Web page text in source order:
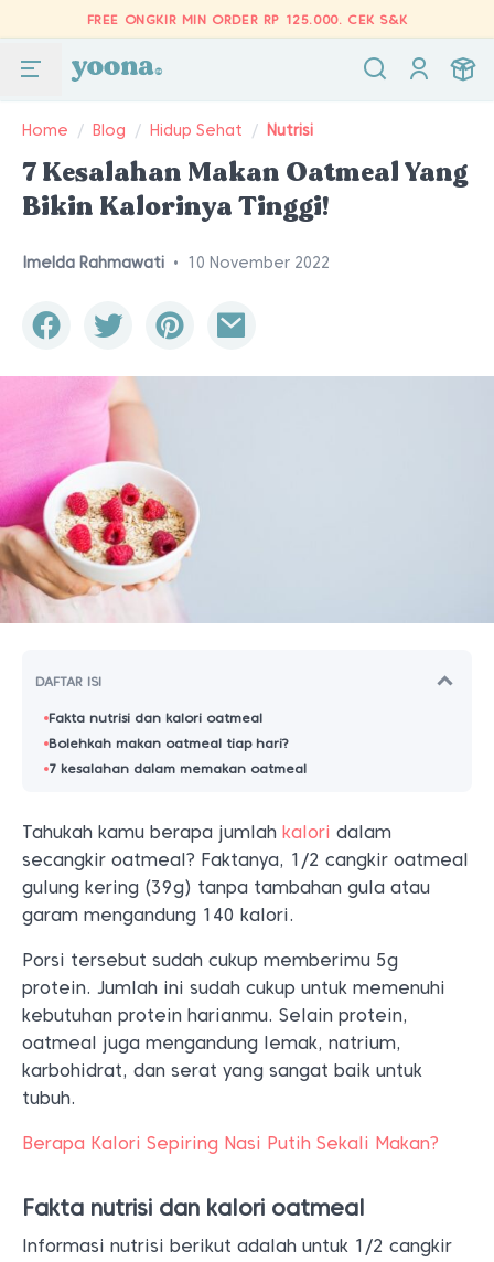
FREE ONGKIR MIN ORDER RP 125.000. CEK S&K
Home / Blog / Hidup Sehat / Nutrisi
7 Kesalahan Makan Oatmeal Yang
Bikin Kalorinya Tinggi!
Imelda Rahmawati • 10 November 2022
DAFTAR ISI
Fakta nutrisi dan kalori oatmeal
Bolehkah makan oatmeal tiap hari?
7 kesalahan dalam memakan oatmeal
Tahukah kamu berapa jumlah kalori dalam
secangkir oatmeal? Faktanya, 1/2 cangkir oatmeal
gulung kering (39g) tanpa tambahan gula atau
garam mengandung 140 kalori.
Porsi tersebut sudah cukup memberimu 5g
protein. Jumlah ini sudah cukup untuk memenuhi
kebutuhan protein harianmu. Selain protein,
oatmeal juga mengandung lemak, natrium,
karbohidrat, dan serat yang sangat baik untuk
tubuh.
Berapa Kalori Sepiring Nasi Putih Sekali Makan?
Fakta nutrisi dan kalori oatmeal
Informasi nutrisi berikut adalah untuk 1/2 cangkir